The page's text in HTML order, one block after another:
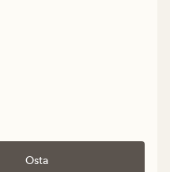
Osta